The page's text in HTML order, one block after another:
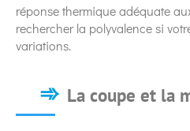
réponse thermique adéquate
rechercher la polyvalence si
variations.
La coupe et la